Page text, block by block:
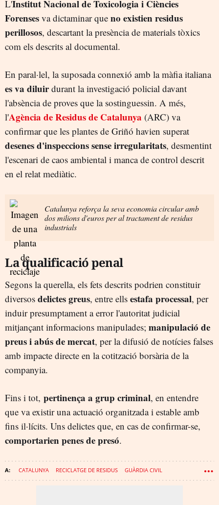
L'Institut Nacional de Toxicologia i Ciències
Forenses va dictaminar que no existien residus
perillosos, descartant la presència de materials tòxics
com els descrits al documental.
En paral·lel, la suposada connexió amb la màfia italiana
es va diluirdurant la investigació policial davant
l'absència de proves que la sostinguessin. A més,
l'Agència de Residus de Catalunya (ARC) va
confirmar que les plantes de Griñó havien superat
desenes d'inspeccions sense irregularitats, desmentint
l'escenari de caos ambiental i manca de control descrit
en el relat mediàtic.
Catalunya reforça la seva economia circular amb
dos milions d'euros per al tractament de residus
industrials
La qualificació penal
Segons la querella, els fets descrits podrien constituir
diversos delictes greus, entre ells estafa processal, per
induir presumptament a error l'autoritat judicial
mitjançant informacions manipulades; manipulació de
preus i abús de mercat, per la difusió de notícies falses
amb impacte directe en la cotització borsària de la
companyia.
Fins i tot, pertinença a grup criminal, en entendre
que va existir una actuació organitzada i estable amb
fins il·lícits. Uns delictes que, en cas de confirmar-se,
comportarien penes de presó.
CATALUNYA RECICLATGE DE RESIDUS GUÀRDIA CIVIL